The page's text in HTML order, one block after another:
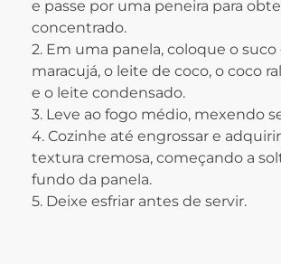
e passe por uma peneira para
concentrado.
2. Em uma panela, coloque o suco
maracujá, o leite de coco, o coco
e o leite condensado.
3. Leve ao fogo médio, mexendo
4. Cozinhe até engrossar e
textura cremosa, começando a
fundo da panela.
5. Deixe esfriar antes de servir.